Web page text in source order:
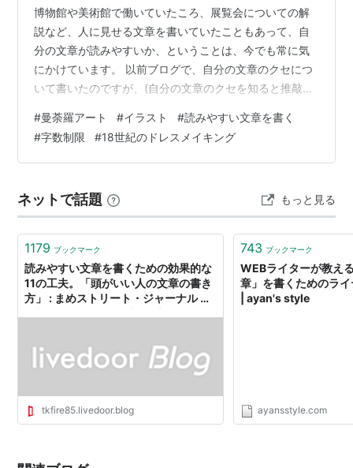
博物館や美術館で働いていたころ、展覧会についての解
説など、人に見せる文章を書いていたこともあって、自
分の文章が読みやすいか、ということは、今でも常に気
にかけています。 以前ブログで、自分の文章のクセにつ
いて書いたのですが、(自分の文章のクセを知ると推敲し
文章を書くために、心がけていることがいくつかありま
す。 単純に、文章の技術（？）としては、一文を長くし
すぎない、という点は、一番気をつけています。自分で
きは、2つの文章に分けることは、よくあります。具体的
には、一文が150字を越えるような時は、…
#曼荼羅アート #イラスト #読みやすい文章を書く
#字数制限 #18世紀のドレスメイキング
ネットで話題 もっと見る
1179 ブックマーク
読みやすい文章を書くための効果的な
11の工夫。「頭がいい人の文章の書き
方」 : まめストリート・ジャーナル 〜
tkfire85.livedoor.blog
743 ブックマーク
WEBライターが教え
章」を書くためのラ
| ayan's style
ayansstyle.com